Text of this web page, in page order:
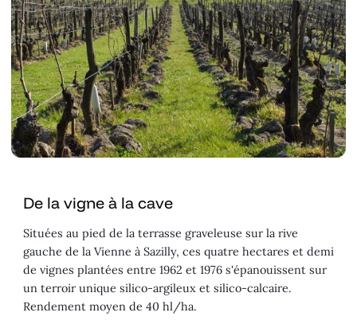
De la vigne à la cave
Situées au pied de la terrasse graveleuse sur la rive
gauche de la Vienne à Sazilly, ces quatre hectares et demi
de vignes plantées entre 1962 et 1976 s'épanouissent sur
un terroir unique silico-argileux et silico-calcaire.
Rendement moyen de 40 hl/ha.